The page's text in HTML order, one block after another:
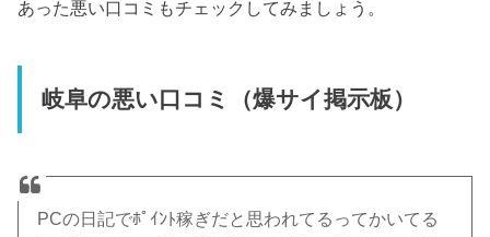
あった悪い口コミもチェックしてみましょう。
岐阜の悪い口コミ（爆サイ掲示板）
PCの日記でﾎﾟｲﾝﾄ稼ぎだと思われてるってかいてる